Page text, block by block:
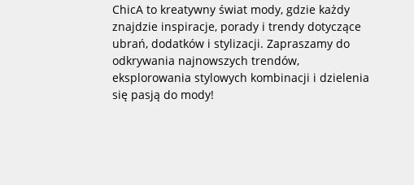
ChicA to kreatywny świat mody, gdzie każdy
znajdzie inspiracje, porady i trendy dotyczące
ubrań, dodatków i stylizacji. Zapraszamy do
odkrywania najnowszych trendów,
eksplorowania stylowych kombinacji i dzielenia
się pasją do mody!